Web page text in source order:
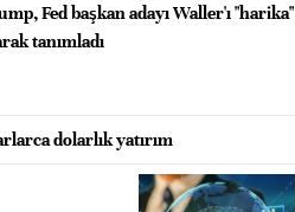
Fed başkan adayı Waller'ı "harika"
tanımladı
dolarlık yatırım